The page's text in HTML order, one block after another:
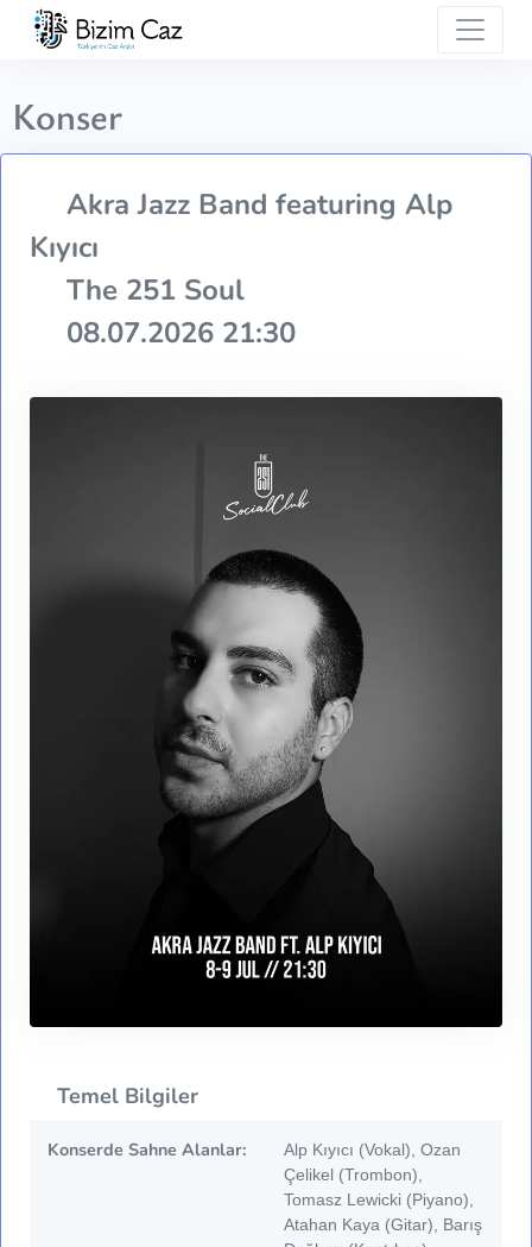
Konser
Akra Jazz Band featuring Alp
Kıyıcı
The 251 Soul
08.07.2026 21:30
Temel Bilgiler
Konserde Sahne Alanlar:
Alp Kıyıcı (Vokal), Ozan
Çelikel (Trombon),
Tomasz Lewicki (Piyano),
Atahan Kaya (Gitar), Barış